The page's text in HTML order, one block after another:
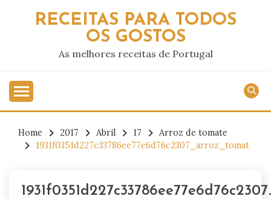
RECEITAS PARA TODOS
OS GOSTOS
As melhores receitas de Portugal
Home 2017 Abril 17
Arroz de tomate
1931f0351d227c33786ee77e6d76c2307_arroz_tomat